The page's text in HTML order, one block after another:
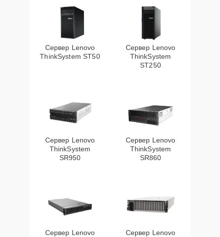
Сервер Lenovo
ThinkSystem ST50
Сервер Lenovo
ThinkSystem
ST250
Сервер Lenovo
ThinkSystem
SR950
Сервер Lenovo
ThinkSystem
SR860
Сервер Lenovo
Сервер Lenovo